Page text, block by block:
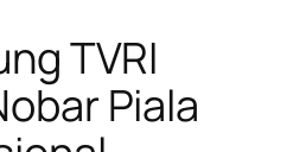
TVRI
Piala